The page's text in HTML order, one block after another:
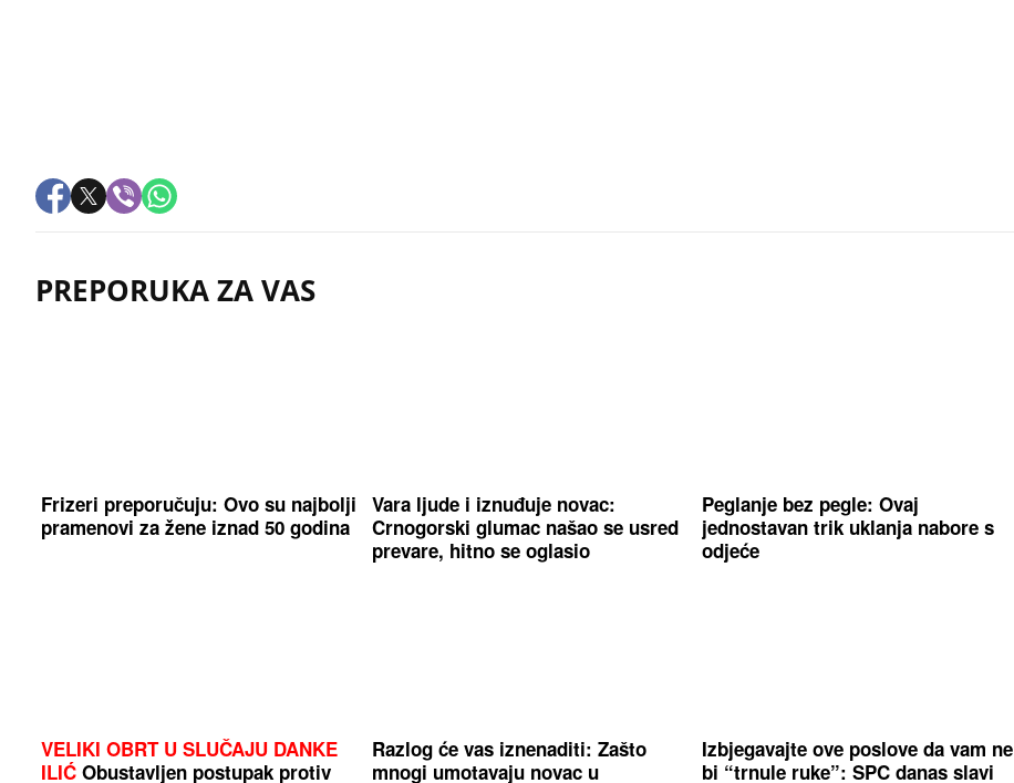
PREPORUKA ZA VAS
Frizeri preporučuju: Ovo su najbolji
pramenovi za žene iznad 50 godina
Vara ljude i iznuđuje novac:
Crnogorski glumac našao se usred
prevare, hitno se oglasio
Peglanje bez pegle: Ovaj
jednostavan trik uklanja nabore s
odjeće
VELIKI OBRT U SLUČAJU DANKE
ILIĆ Obustavljen postupak protiv
Razlog će vas iznenaditi: Zašto
mnogi umotavaju novac u
Izbjegavajte ove poslove da vam ne
bi “trnule ruke”: SPC danas slavi